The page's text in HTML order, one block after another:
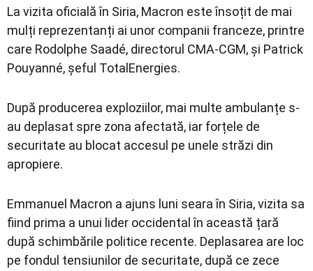
La vizita oficială în Siria, Macron este însoțit de mai
mulți reprezentanți ai unor companii franceze, printre
care Rodolphe Saadé, directorul CMA-CGM, și Patrick
Pouyanné, șeful TotalEnergies.
După producerea exploziilor, mai multe ambulanțe s-
au deplasat spre zona afectată, iar forțele de
securitate au blocat accesul pe unele străzi din
apropiere.
Emmanuel Macron a ajuns luni seara în Siria, vizita sa
fiind prima a unui lider occidental în această țară
după schimbările politice recente. Deplasarea are loc
pe fondul tensiunilor de securitate, după ce zece